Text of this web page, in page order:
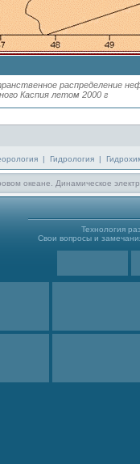
распределение
Каспия летом 2000 г
| Гидрология|
океане. Динамическое
Технология
Свои вопросы и